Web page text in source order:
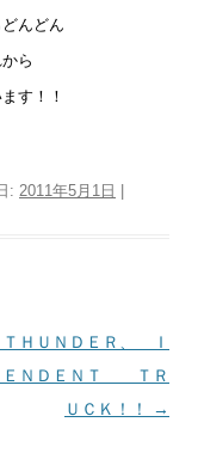
んどん
ら
す！！
: 2011年5月1日
ＨＵＮＤＥＲ、 Ｉ
ＥＮＤＥＮＴ ＴＲ
ＵＣＫ！！
→